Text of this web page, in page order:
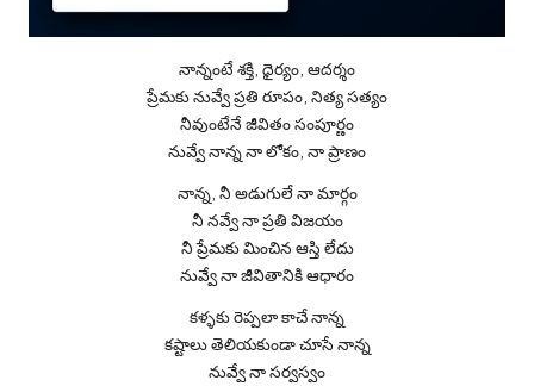
నాన్నంటే శక్తి, ధైర్యం, ఆదర్శం
ప్రేమకు నువ్వే ప్రతి రూపం, నిత్య సత్యం
నీవుంటేనే జీవితం సంపూర్ణం
నువ్వే నాన్న నా లోకం, నా ప్రాణం
నాన్న, నీ అడుగులే నా మార్గం
నీ నవ్వే నా ప్రతి విజయం
నీ ప్రేమకు మించిన ఆస్తి లేదు
నువ్వే నా జీవితానికి ఆధారం
కళ్ళకు రెప్పలా కాచే నాన్న
కష్టాలు తెలియకుండా చూసే నాన్న
నువ్వే నా సర్వస్వం